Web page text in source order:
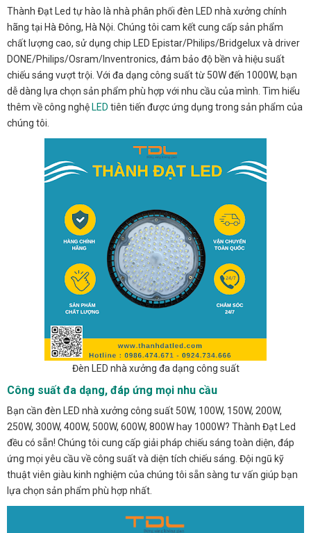
Thành Đạt Led tự hào là nhà phân phối đèn LED nhà xưởng chính
hãng tại Hà Đông, Hà Nội. Chúng tôi cam kết cung cấp sản phẩm
chất lượng cao, sử dụng chip LED Epistar/Philips/Bridgelux và driver
DONE/Philips/Osram/Inventronics, đảm bảo độ bền và hiệu suất
chiếu sáng vượt trội. Với đa dạng công suất từ 50W đến 1000W, bạn
dễ dàng lựa chọn sản phẩm phù hợp với nhu cầu của mình. Tìm hiểu
thêm về công nghệ LED tiên tiến được ứng dụng trong sản phẩm của
chúng tôi.
Đèn LED nhà xưởng đa dạng công suất
Công suất đa dạng, đáp ứng mọi nhu cầu
Bạn cần đèn LED nhà xưởng công suất 50W, 100W, 150W, 200W,
250W, 300W, 400W, 500W, 600W, 800W hay 1000W? Thành Đạt Led
đều có sẵn! Chúng tôi cung cấp giải pháp chiếu sáng toàn diện, đáp
ứng mọi yêu cầu về công suất và diện tích chiếu sáng. Đội ngũ kỹ
thuật viên giàu kinh nghiệm của chúng tôi sẵn sàng tư vấn giúp bạn
lựa chọn sản phẩm phù hợp nhất.